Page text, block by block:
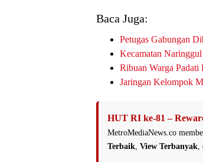
Baca Juga:
Petugas Gabungan
Kecamatan
Ribuan Warga
Jaringan Kelompok
HUT RI ke-81 –
MetroMediaNews.co
Terbaik, View Terbanyak,